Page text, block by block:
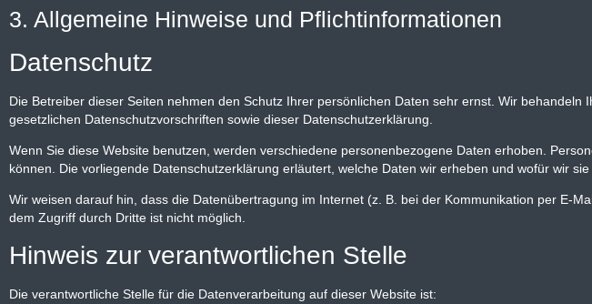
3. Allgemeine Hinweise und Pflicht­informationen
Datenschutz
Die Betreiber dieser Seiten nehmen den Schutz Ihrer persönlichen Daten sehr ernst. Wir
gesetzlichen Datenschutzvorschriften sowie dieser Datenschutzerklärung.
Wenn Sie diese Website benutzen, werden verschiedene personenbezogene Daten erhoben.
können. Die vorliegende Datenschutzerklärung erläutert, welche Daten wir erheben und wofür wir
Wir weisen darauf hin, dass die Datenübertragung im Internet (z. B. bei der Kommunikation per E-
dem Zugriff durch Dritte ist nicht möglich.
Hinweis zur verantwortlichen Stelle
Die verantwortliche Stelle für die Datenverarbeitung auf dieser Website ist: